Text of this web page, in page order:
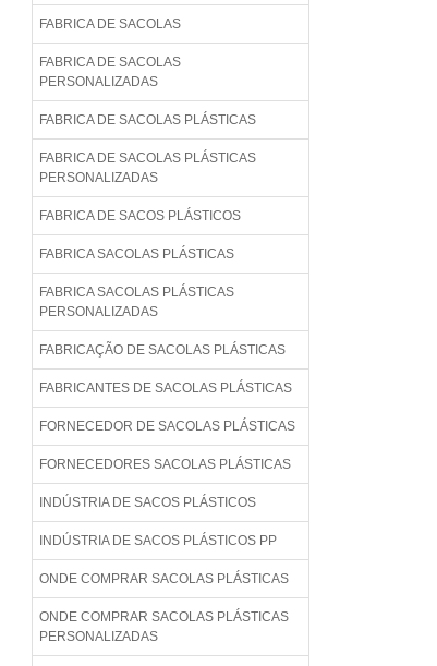
FABRICA DE SACOLAS
FABRICA DE SACOLAS
PERSONALIZADAS
FABRICA DE SACOLAS PLÁSTICAS
FABRICA DE SACOLAS PLÁSTICAS
PERSONALIZADAS
FABRICA DE SACOS PLÁSTICOS
FABRICA SACOLAS PLÁSTICAS
FABRICA SACOLAS PLÁSTICAS
PERSONALIZADAS
FABRICAÇÃO DE SACOLAS PLÁSTICAS
FABRICANTES DE SACOLAS PLÁSTICAS
FORNECEDOR DE SACOLAS PLÁSTICAS
FORNECEDORES SACOLAS PLÁSTICAS
INDÚSTRIA DE SACOS PLÁSTICOS
INDÚSTRIA DE SACOS PLÁSTICOS PP
ONDE COMPRAR SACOLAS PLÁSTICAS
ONDE COMPRAR SACOLAS PLÁSTICAS
PERSONALIZADAS